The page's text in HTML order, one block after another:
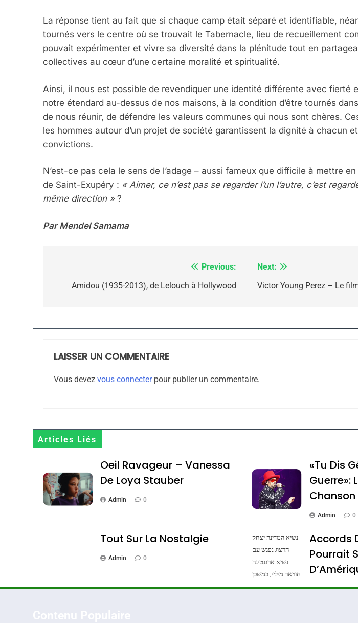
La réponse tient au fait que si chaque camp était séparé et identifiable,
tournés vers le centre où se trouvait le Tabernacle, lieu de recueillement
pouvait expérimenter et vivre sa diversité dans la plénitude tout en
collectives au cœur d’une certaine moralité et spiritualité.
Ainsi, il nous est possible de revendiquer une identité différente avec fierté
notre étendard au-dessus de nos maisons, à la condition d’être tournés
de nous réunir, de défendre les valeurs communes qui nous sont chères.
les hommes autour d’un projet de société garantissent la dignité à chacun
convictions.
N’est-ce pas cela le sens de l’adage – aussi fameux que difficile à mettre en
de Saint-Exupéry : « Aimer, ce n’est pas se regarder l’un l’autre, c’est
même direction »?
Par Mendel Samama
Previous:
Amidou (1935-2013), de Lelouch à Hollywood
Next:
Victor Young Perez – Le
LAISSER UN COMMENTAIRE
Vous devez vous connecterpour publier un commentaire.
Articles Liés
Oeil Ravageur – Vanessa
De Loya Stauber
Admin 0
«Tu Dis
Guerre»:
Chanson
Admin 0
Tout Sur La Nostalgie
Admin 0
נשיא המדינה יצחק
הרצוג נפגש עם
נשיא ארגנטינה
חוויאר מיליי, במשכן
הנשיא בירושלים.
Accords
Pourrait
Admin 0
FIÈRE, DIGNE ET RÉSILIENTE : POURQUOI JE
Dvir
ISRAÉL JUDAISME
JUDAISME
Maroc : Les Amandes De Tafraout, Le Miel De
Oeil Ravageur – Vanessa De Loya Stauber
2
«Tu Dis Génocide, Je Dis Guerre»: La Nouvelle